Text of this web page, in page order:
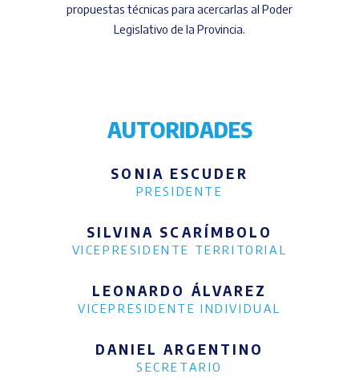
propuestas técnicas para acercarlas al Poder
Legislativo de la Provincia.
AUTORIDADES
SONIA ESCUDER
PRESIDENTE
SILVINA SCARÍMBOLO
VICEPRESIDENTE TERRITORIAL
LEONARDO ÁLVAREZ
VICEPRESIDENTE INDIVIDUAL
DANIEL ARGENTINO
SECRETARIO